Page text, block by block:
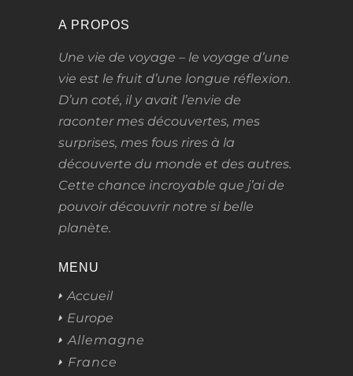
A PROPOS
Une vie de voyage – le voyage d’une
vie est le fruit d’une longue réflexion.
D’un coté, il y avait l’envie de
raconter mes découvertes, mes
surprises, mes fous rires à la
découverte du monde et des autres.
Cette chance incroyable que j’ai de
pouvoir découvrir notre si belle
planète.
MENU
Accueil
Europe
Allemagne
France